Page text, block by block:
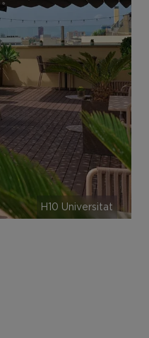
H10 Universitat